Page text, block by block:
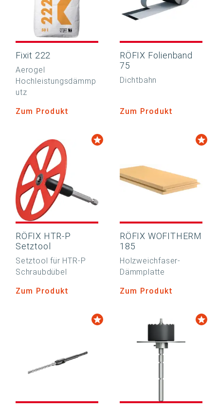
Fixit 222
Aerogel
Hochleistungsdämmp
utz
Zum Produkt
RÖFIX Folienband
75
Dichtbahn
Zum Produkt
RÖFIX HTR-P
Setztool
Setztool für HTR-P
Schraubdübel
Zum Produkt
RÖFIX WOFITHERM
185
Holzweichfaser-
Dämmplatte
Zum Produkt